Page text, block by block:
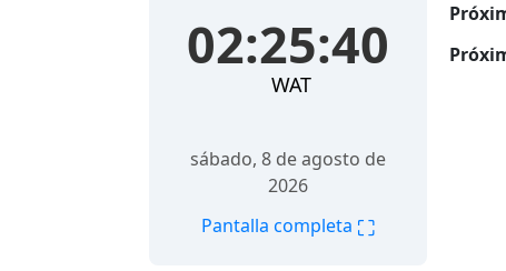
02:25:41
WAT
sábado, 8 de agosto de
2026
Pantalla completa ⛶